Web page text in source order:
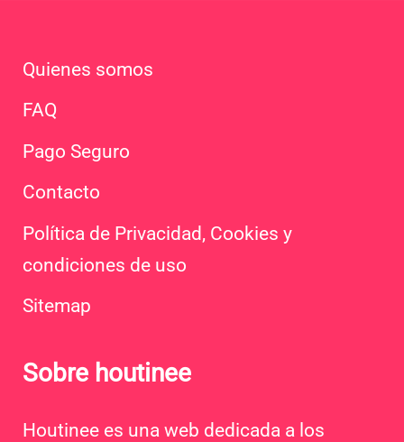
Quienes somos
FAQ
Pago Seguro
Contacto
Política de Privacidad, Cookies y
condiciones de uso
Sitemap
Sobre houtinee
Houtinee es una web dedicada a los